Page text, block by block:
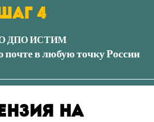
4
почте в любую точку России
НА